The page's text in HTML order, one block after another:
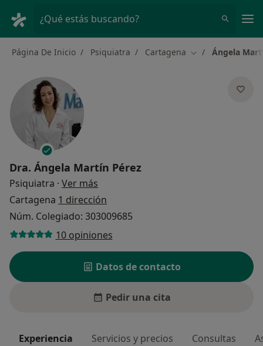
¿Qué estás buscando?
Página De Inicio Psiquiatra Cartagena Cambiar de
Ángela
Dra. Ángela Martín Pérez
Psiquiatra · Ver más
Cartagena 1 dirección
Núm. Colegiado: 303009685
10 opiniones
Datos de contacto
Pedir una cita
Experiencia Servicios y precios Consultas